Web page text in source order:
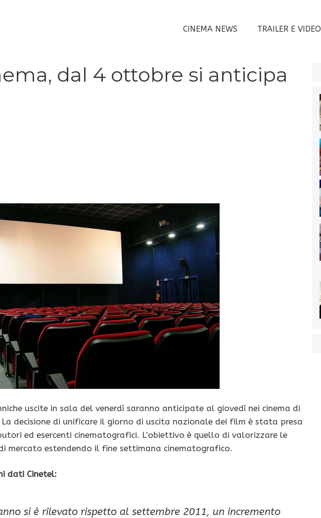
CINEMA NEWS TRAILER E VIDEO
dal 4 ottobre si anticipa
uscite in sala del venerdì saranno anticipate al giovedì nei cinema di
decisione di unificare il giorno di uscita nazionale dei film è stata presa
ed esercenti cinematografici. L’obiettivo è quello di valorizzare le
mercato estendendo il fine settimana cinematografico.
dati Cinetel:
si è rilevato rispetto al settembre 2011, un incremento